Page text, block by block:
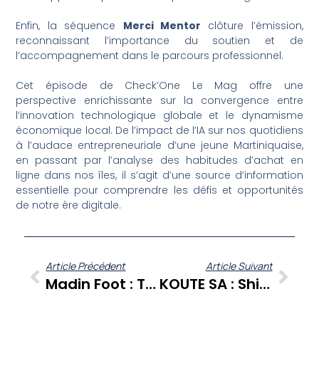
Enfin, la séquence Merci Mentor clôture l’émission,
reconnaissant l’importance du soutien et de
l’accompagnement dans le parcours professionnel.
Cet épisode de Check’One Le Mag offre une
perspective enrichissante sur la convergence entre
l’innovation technologique globale et le dynamisme
économique local. De l’impact de l’IA sur nos quotidiens
à l’audace entrepreneuriale d’une jeune Martiniquaise,
en passant par l’analyse des habitudes d’achat en
ligne dans nos îles, il s’agit d’une source d’information
essentielle pour comprendre les défis et opportunités
de notre ère digitale.
Article Précédent
Madin Foot : Tensions, Talents Et Tactiques Au Cœur Du Football Martiniquais
Article Suivant
KOUTE SA : Shirley Billot De Kadalys Et La Bana Canne, Une Innovation Martiniquaise Des Rhums Clément